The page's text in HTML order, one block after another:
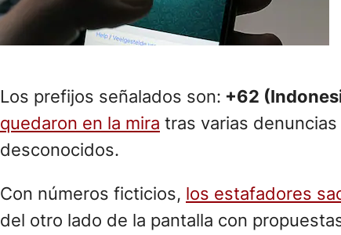
Los prefijos señalados son: +62
quedaron en la mira tras varias
desconocidos.
Con números ficticios, los estafadores
del otro lado de la pantalla con